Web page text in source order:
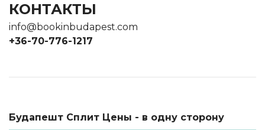
КОНТАКТЫ
info@bookinbudapest.com
+36-70-776-1217
Будапешт Сплит Цены - в одну сторону